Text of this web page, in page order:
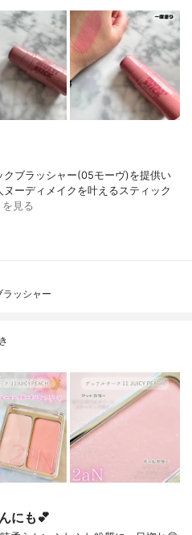
ブラッシャー(05モーヴ)を提供い
ーディメイクを叶えるスティック
見る
ラッシャー
にも💕